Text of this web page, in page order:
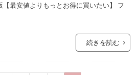
最安値よりもっとお得に買いたい】 フ
続きを読む